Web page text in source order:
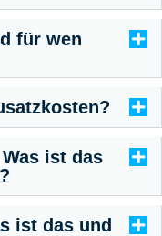
für wen
ist das
ist das und